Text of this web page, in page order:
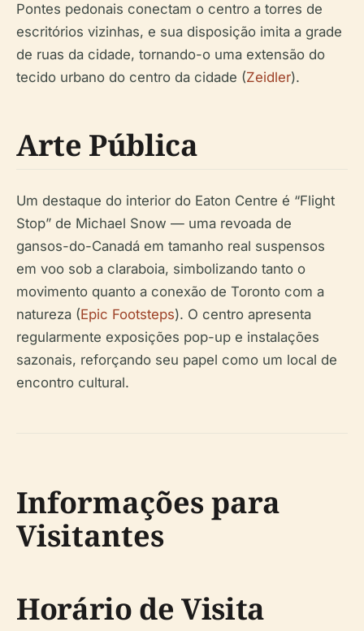
Pontes pedonais conectam o centro a torres de
escritórios vizinhas, e sua disposição imita a grade
de ruas da cidade, tornando-o uma extensão do
tecido urbano do centro da cidade (Zeidler).
Arte Pública
Um destaque do interior do Eaton Centre é “Flight
Stop” de Michael Snow — uma revoada de
gansos-do-Canadá em tamanho real suspensos
em voo sob a claraboia, simbolizando tanto o
movimento quanto a conexão de Toronto com a
natureza (Epic Footsteps). O centro apresenta
regularmente exposições pop-up e instalações
sazonais, reforçando seu papel como um local de
encontro cultural.
Informações para
Visitantes
Horário de Visita